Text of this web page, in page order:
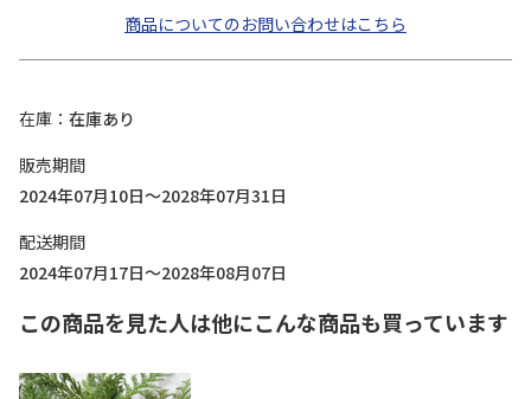
商品についてのお問い合わせはこちら
在庫
在庫あり
販売期間
2024年07月10日～2028年07月31日
配送期間
2024年07月17日～2028年08月07日
この商品を見た人は他にこんな商品も買っています